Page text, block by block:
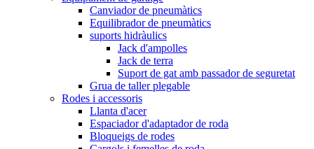
Canviador de pneumàtics
Equilibrador de pneumàtics
suports hidràulics
Jack d'ampolles
Jack de terra
Suport de gat amb passador de seguretat
Grua de taller plegable
Rodes i accessoris
Llanta d'acer
Espaciador d'adaptador de roda
Bloqueigs de rodes